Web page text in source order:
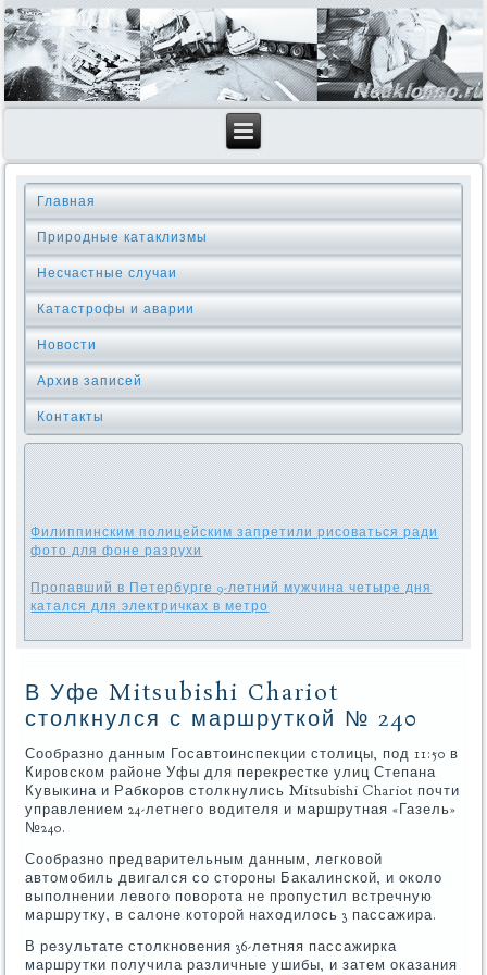
Главная
Природные катаклизмы
Несчастные случаи
Катастрофы и аварии
Новости
Архив записей
Контакты
Филиппинским полицейским запретили рисоваться ради
фото для фоне разрухи
Пропавший в Петербурге 9-летний мужчина четыре дня
катался для электричках в метро
В Уфе Mitsubishi Chariot
столкнулся с маршруткой № 240
Сообразно данным Госавтоинспекции столицы, под 11:50 в
Кировском районе Уфы для перекрестке улиц Степана
Кувыкина и Рабкоров столкнулись Mitsubishi Chariot почти
управлением 24-летнего водителя и маршрутная «Газель»
№240.
Сообразно предварительным данным, легковой
автомобиль двигался со стороны Бакалинской, и около
выполнении левого поворота не пропустил встречную
маршрутку, в салоне которой находилось 3 пассажира.
В результате столкновения 36-летняя пассажирка
маршрутки получила различные ушибы, и затем оказания